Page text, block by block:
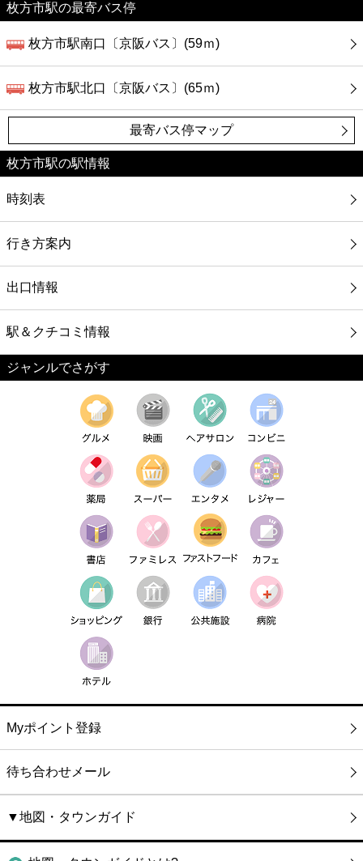
枚方市駅の最寄バス停
枚方市駅南口〔京阪バス〕(59ｍ)
枚方市駅北口〔京阪バス〕(65ｍ)
最寄バス停マップ
枚方市駅の駅情報
時刻表
行き方案内
出口情報
駅＆クチコミ情報
ジャンルでさがす
Myポイント登録
待ち合わせメール
▼地図・タウンガイド